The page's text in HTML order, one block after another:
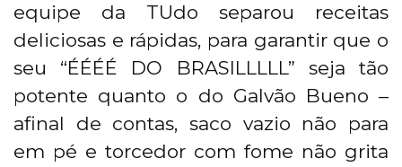
equipe da TUdo separou receitas
deliciosas e rápidas, para garantir que o
seu “ÉÉÉÉ DO BRASILLLLL” seja tão
potente quanto o do Galvão Bueno –
afinal de contas, saco vazio não para
em pé e torcedor com fome não grita